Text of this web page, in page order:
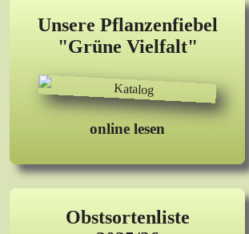
Unsere Pflanzenfiebel
"Grüne Vielfalt"
online lesen
Obstsortenliste